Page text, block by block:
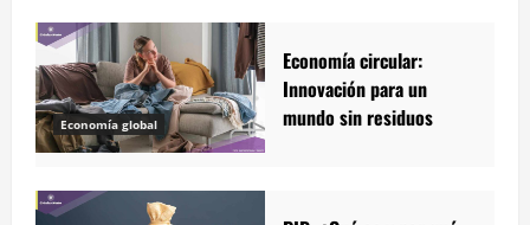
Economía global
Economía circular:
Innovación para un
mundo sin residuos